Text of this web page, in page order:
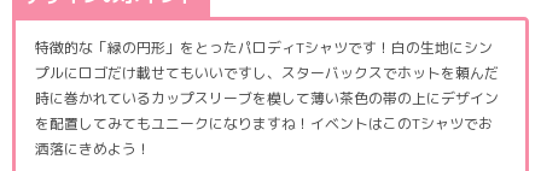
特徴的な「緑の円形」をとったパロディTシャツです！白の生地にシン
プルにロゴだけ載せてもいいですし、スターバックスでホットを頼んだ
時に巻かれているカップスリーブを模して薄い茶色の帯の上にデザイン
を配置してみてもユニークになりますね！イベントはこのTシャツでお
洒落にきめよう！